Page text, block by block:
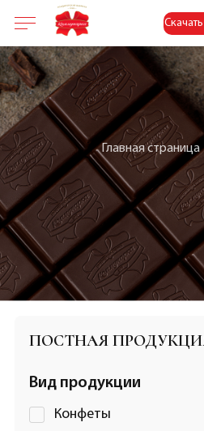
Главная страница
ПОСТНАЯ
Вид продукции
Конфеты